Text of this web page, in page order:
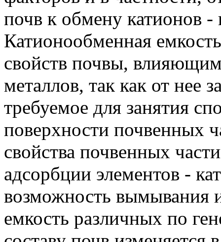
почв к обмену катионов
Катионообменная
свойств почвы,
металлов, так как от нее
требуемое для занятия
поверхности почвенных
свойства почвенных
адсорбции элементов -
возможность вымывания
емкость различных по